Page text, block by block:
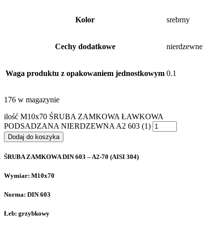
Kolor srebrny
Cechy dodatkowe nierdzewne
Waga produktu z opakowaniem jednostkowym 0.1
176 w magazynie
ilość M10x70 ŚRUBA ZAMKOWA ŁAWKOWA
PODSADZANA NIERDZEWNA A2 603 (1)
Dodaj do koszyka
ŚRUBA ZAMKOWA DIN 603 – A2-70 (AISI 304)
Wymiar: M10x70
Norma: DIN 603
Łeb: grzybkowy